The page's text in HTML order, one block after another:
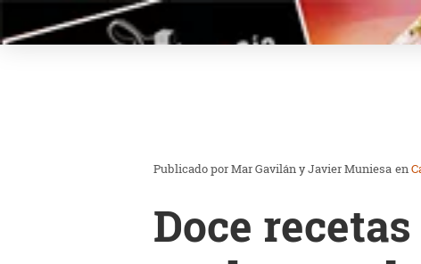
Mar Gavilán y Javier Muniesa en
Doce